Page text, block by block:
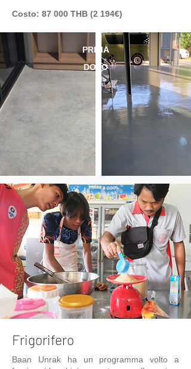
Costo: 87 000 THB (2 194€)
PRIMA
DOPO
Frigorifero
Baan Unrak ha un programma volto a